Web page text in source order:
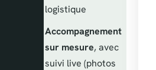
logistique
Accompagnement
sur mesure, avec
suivi live (photos